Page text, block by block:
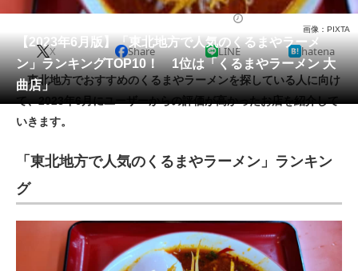
リサーチ
会員記事
メディア
注目記事を集めた総合ページ
好きが集まる 比べて選べる
【2023年6月版】「東北地方で人気のくるまやラーメ
ン」ランキングTOP10！ 1位は「くるまやラーメン 大
曲店」
画像：PIXTA
X Share LINE hatena
東北地方でおすすめのくるまやラーメンを探している人に向け
て、2023年6月にユーザーからの評価が高かったお店を紹介して
いきます。
「東北地方で人気のくるまやラーメン」ランキン
グ